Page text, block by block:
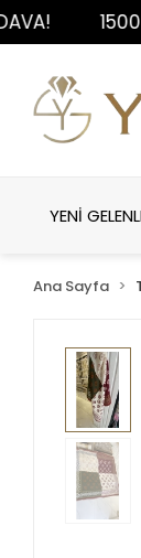
1500 TL
YENİ
Ana Sayfa